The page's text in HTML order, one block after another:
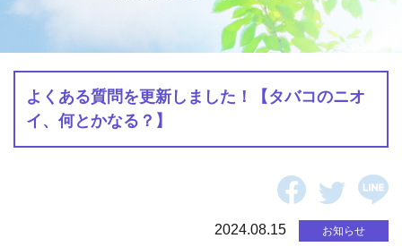
よくある質問を更新しました！【タバコのニオ
イ、何とかなる？】
2024.08.15 お知らせ